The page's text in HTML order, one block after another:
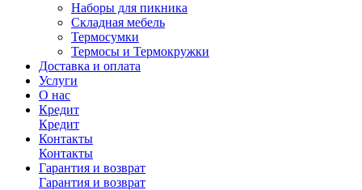
Наборы для пикника
Складная мебель
Термосумки
Термосы и Термокружки
Доставка и оплата
Услуги
О нас
Кредит
Кредит
Контакты
Контакты
Гарантия и возврат
Гарантия и возврат